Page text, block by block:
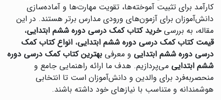
کارآمد برای تثبیت آموخته‌ها، تقویت مهارت‌ها و آماده‌سازی
دانش‌آموزان برای آزمون‌های ورودی مدارس برتر هستند. در این
مقاله، به بررسیخرید کتاب کمک درسی دوره ششم ابتدایی،
قیمت کتاب کمک درسی دوره ششم ابتدایی، انواع کتاب کمک
درسی دوره ششم ابتدایی و معرفی بهترین کتاب کمک درسی دوره
ششم ابتدایی می‌پردازیم. هدف ما ارائه راهنمایی جامع و
منحصربه‌فرد برای والدین و دانش‌آموزان است تا انتخابی
هوشمندانه و متناسب با نیازهای خود داشته باشند.